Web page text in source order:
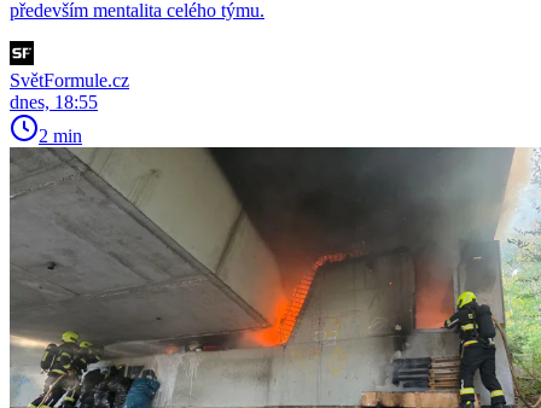
především mentalita celého týmu.
SvětFormule.cz
dnes, 18:55
2 min